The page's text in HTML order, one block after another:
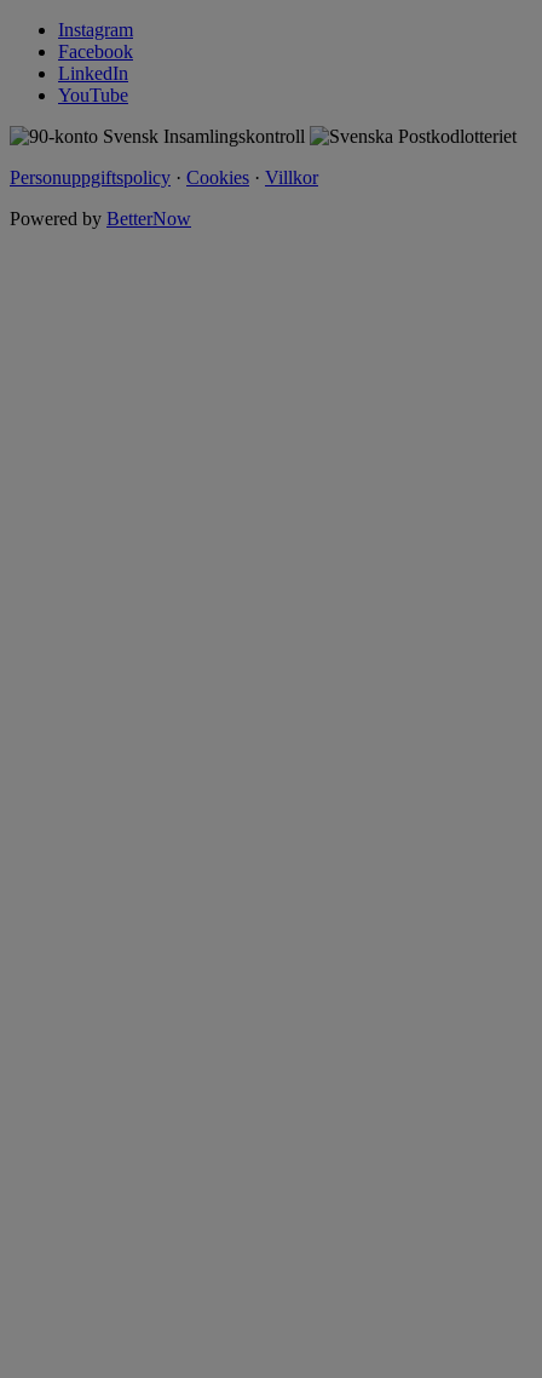
Instagram
Facebook
LinkedIn
YouTube
Personuppgiftspolicy · Cookies · Villkor
Powered by BetterNow